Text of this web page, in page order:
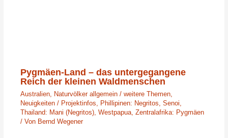
Pygmäen-Land – das untergegangene
Reich der kleinen Waldmenschen
Australien Naturvölker allgemein / weitere Themen
Neuigkeiten / Projektinfos
Phillipinen: Negritos ,Senoi
Thailand: Mani (Negritos) ,Westpapua ,Zentralafrika: Pygmäen
/ Von Bernd Wegener